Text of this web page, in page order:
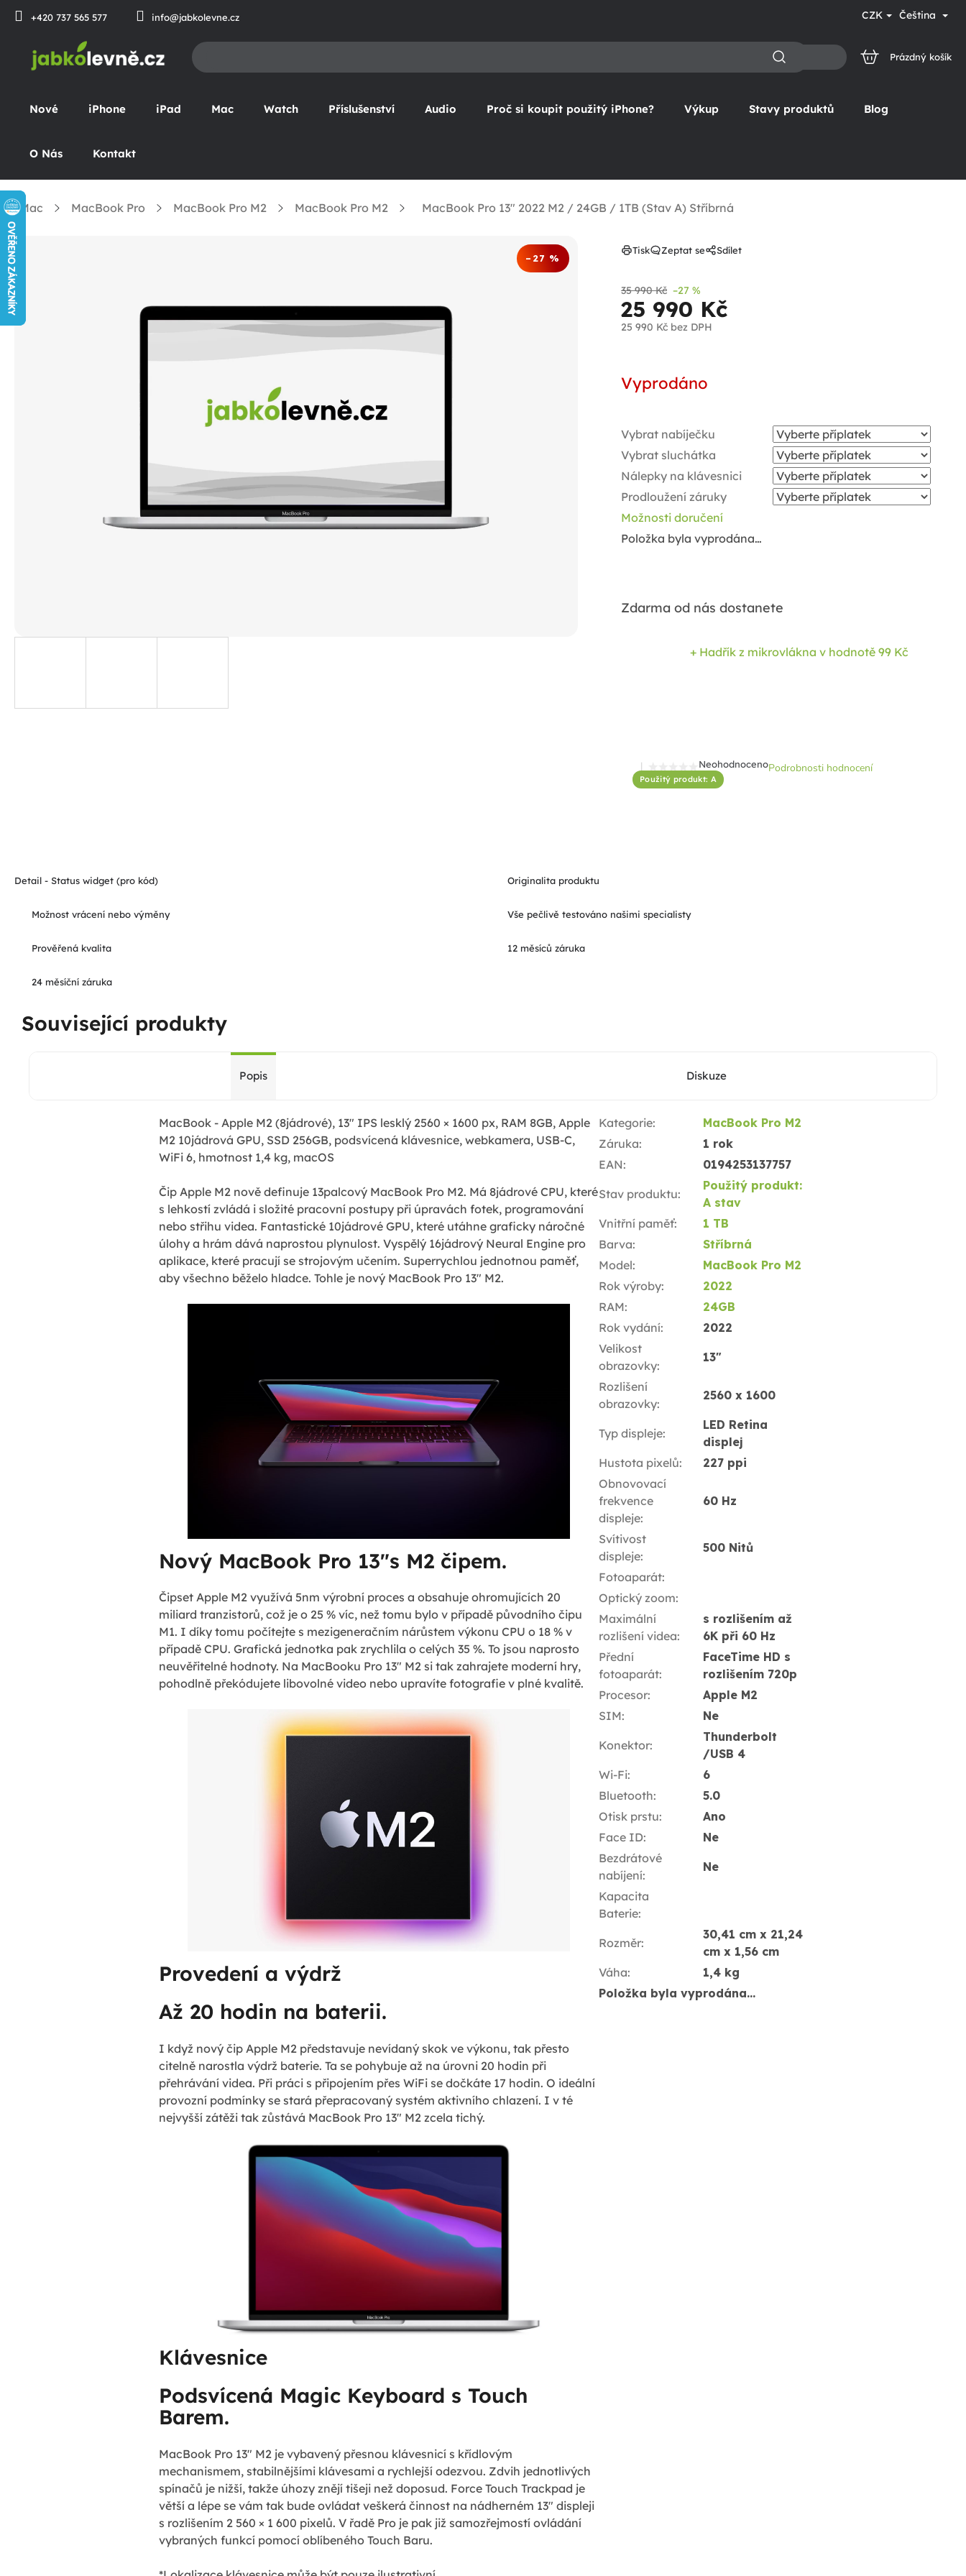
Přejít
+420 737 565 577 info@jabkolevne.cz CZK Čeština
NÁKUPNÍ
Prázdný košík
Nové iPhone iPad Mac Watch Příslušenství Audio Proč si koupit použitý iPhone? Výkup Stavy produktů Blog
O Nás Kontakt
Mac MacBook Pro MacBook Pro M2 MacBook Pro M2 MacBook Pro 13" 2022 M2 / 24GB / 1TB (Stav A) Stříbrná
Použitý produkt: A
Průměrné
hodnocení
NeohodnocenoPodrobnosti hodnocení
–27 %
35 990 Kč –27 %
25 990 Kč
25 990 Kč bez DPH
Vyprodáno
Vybrat nabíječku
Vybrat sluchátka
Nálepky na klávesnici
Prodloužení záruky
Možnosti doručení
Položka byla vyprodána…
Zdarma od nás dostanete
+ Hadřík z mikrovlákna v hodnotě 99 Kč
Tisk Zeptat se Sdílet
Detail - Status widget (pro kód) Originalita produktu
Možnost vrácení nebo výměny Vše pečlivě testováno našimi specialisty
Prověřená kvalita 12 měsíců záruka
24 měsíční záruka
Související produkty
Popis Diskuze
MacBook - Apple M2 (8jádrové), 13" IPS lesklý 2560 × 1600 px, RAM 8GB, Apple
M2 10jádrová GPU, SSD 256GB, podsvícená klávesnice, webkamera, USB-C,
WiFi 6, hmotnost 1,4 kg, macOS
Čip Apple M2 nově definuje 13palcový MacBook Pro M2. Má 8jádrové CPU, které
s lehkostí zvládá i složité pracovní postupy při úpravách fotek, programování
nebo střihu videa. Fantastické 10jádrové GPU, které utáhne graficky náročné
úlohy a hrám dává naprostou plynulost. Vyspělý 16jádrový Neural Engine pro
aplikace, které pracují se strojovým učením. Superrychlou jednotnou paměť,
aby všechno běželo hladce. Tohle je nový MacBook Pro 13" M2.
Nový MacBook Pro 13"s M2 čipem.
Čipset Apple M2 využívá 5nm výrobní proces a obsahuje ohromujících 20
miliard tranzistorů, což je o 25 % víc, než tomu bylo v případě původního čipu
M1. I díky tomu počítejte s mezigeneračním nárůstem výkonu CPU o 18 % v
případě CPU. Grafická jednotka pak zrychlila o celých 35 %. To jsou naprosto
neuvěřitelné hodnoty. Na MacBooku Pro 13" M2 si tak zahrajete moderní hry,
pohodlně překódujete libovolné video nebo upravíte fotografie v plné kvalitě.
Provedení a výdrž
Až 20 hodin na baterii.
I když nový čip Apple M2 představuje nevídaný skok ve výkonu, tak přesto
citelně narostla výdrž baterie. Ta se pohybuje až na úrovni 20 hodin při
přehrávání videa. Při práci s připojením přes WiFi se dočkáte 17 hodin. O ideální
provozní podmínky se stará přepracovaný systém aktivního chlazení. I v té
nejvyšší zátěži tak zůstává MacBook Pro 13" M2 zcela tichý.
Klávesnice
Podsvícená Magic Keyboard s Touch
Barem.
MacBook Pro 13" M2 je vybavený přesnou klávesnicí s křídlovým
mechanismem, stabilnějšími klávesami a rychlejší odezvou. Zdvih jednotlivých
spínačů je nižší, takže úhozy znějí tišeji než doposud. Force Touch Trackpad je
větší a lépe se vám tak bude ovládat veškerá činnost na nádherném 13" displeji
s rozlišením 2 560 × 1 600 pixelů. V řadě Pro je pak již samozřejmostí ovládání
vybraných funkcí pomocí oblíbeného Touch Baru.
Kategorie:
MacBook Pro M2
Záruka:
1 rok
EAN: 0194253137757
Stav produktu:
Použitý produkt:
A stav
Vnitřní paměť:
1 TB
Barva:
Stříbrná
Model:
MacBook Pro M2
Rok výroby:
2022
RAM:
24GB
Rok vydání:
2022
Velikost
obrazovky:
13"
Rozlišení
obrazovky:
2560 x 1600
Typ displeje:
LED Retina
displej
Hustota pixelů:
227 ppi
Obnovovací
frekvence
displeje:
60 Hz
Svítivost
displeje:
500 Nitů
Fotoaparát:
Optický zoom:
Maximální
rozlišení videa:
s rozlišením až
6K při 60 Hz
Přední
fotoaparát:
FaceTime HD s
rozlišením 720p
Procesor:
Apple M2
SIM: Ne
Konektor:
Thunderbolt
/USB 4
Wi-Fi:
6
Bluetooth:
5.0
Otisk prstu:
Ano
Face ID:
Ne
Bezdrátové
nabíjení:
Ne
Kapacita
Baterie:
Rozměr:
30,41 cm x 21,24
cm x 1,56 cm
Váha:
1,4 kg
Položka byla vyprodána…